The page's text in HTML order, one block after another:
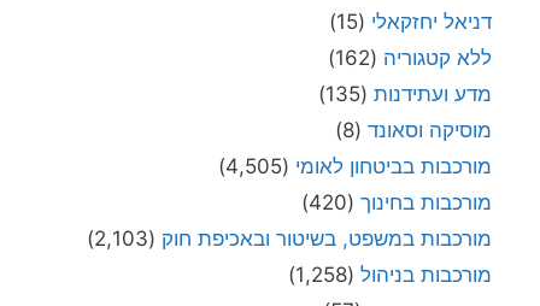
דניאל יחזקאלי (15)
ללא קטגוריה (162)
מדע ועתידנות (135)
מוסיקה וסאונד (8)
מורכבות בביטחון לאומי (4,505)
מורכבות בחינוך (420)
מורכבות במשפט, בשיטור ובאכיפת חוק (2,103)
מורכבות בניהול (1,258)